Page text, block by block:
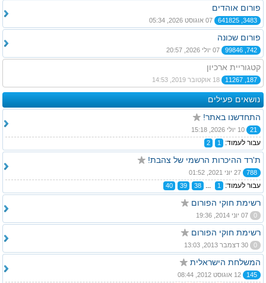
פורום אוהדים
3483, 641825
פורום שכונה
742, 99846
קטגוריית ארכיון
187, 11267
נושאים פעילים
התחדשנו באתר!
21
עבור לעמוד: 1
2
ת'רד ההיכרות הרשמי של צהבת!
788
עבור לעמוד: 1
...
38
39
40
רשימת חוקי הפורום
0
רשימת חוקי הפורום
0
המשלחת הישראלית
145